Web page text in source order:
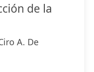
de la
A. De